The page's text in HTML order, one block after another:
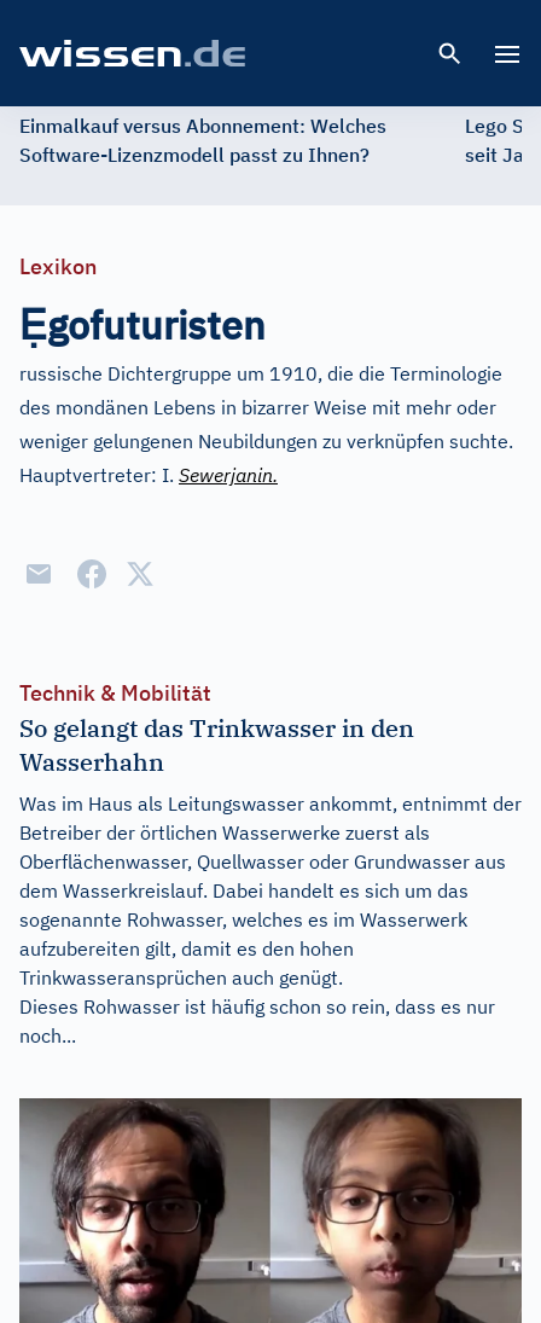
Einmalkauf versus Abonnement: Welches
Software-Lizenzmodell passt zu Ihnen?
Lego
seit
Lexikon
Ẹgofuturisten
russische Dichtergruppe um 1910, die die Terminologie
des mondänen Lebens in bizarrer Weise mit mehr oder
weniger gelungenen Neubildungen zu verknüpfen suchte.
Hauptvertreter: I. Sewerjanin.
Technik & Mobilität
So gelangt das Trinkwasser in den
Wasserhahn
Was im Haus als Leitungswasser ankommt, entnimmt der
Betreiber der örtlichen Wasserwerke zuerst als
Oberflächenwasser, Quellwasser oder Grundwasser aus
dem Wasserkreislauf. Dabei handelt es sich um das
sogenannte Rohwasser, welches es im Wasserwerk
aufzubereiten gilt, damit es den hohen
Trinkwasseransprüchen auch genügt.
Dieses Rohwasser ist häufig schon so rein, dass es nur
noch...